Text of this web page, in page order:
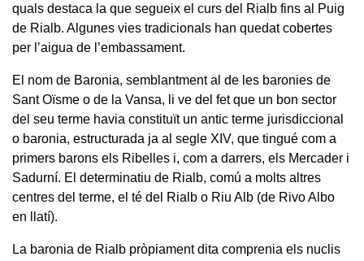
quals destaca la que segueix el curs del Rialb fins al Puig
de Rialb. Algunes vies tradicionals han quedat cobertes
per l’aigua de l’embassament.
El nom de Baronia, semblantment al de les baronies de
Sant Oïsme o de la Vansa, li ve del fet que un bon sector
del seu terme havia constituït un antic terme jurisdiccional
o baronia, estructurada ja al segle XIV, que tingué com a
primers barons els Ribelles i, com a darrers, els Mercader i
Sadurní. El determinatiu de Rialb, comú a molts altres
centres del terme, el té del Rialb o Riu Alb (de Rivo Albo
en llatí).
La baronia de Rialb pròpiament dita comprenia els nuclis